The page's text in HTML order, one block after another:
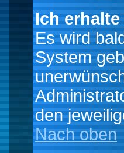
Ich
Es wird
System
den
Nach oben